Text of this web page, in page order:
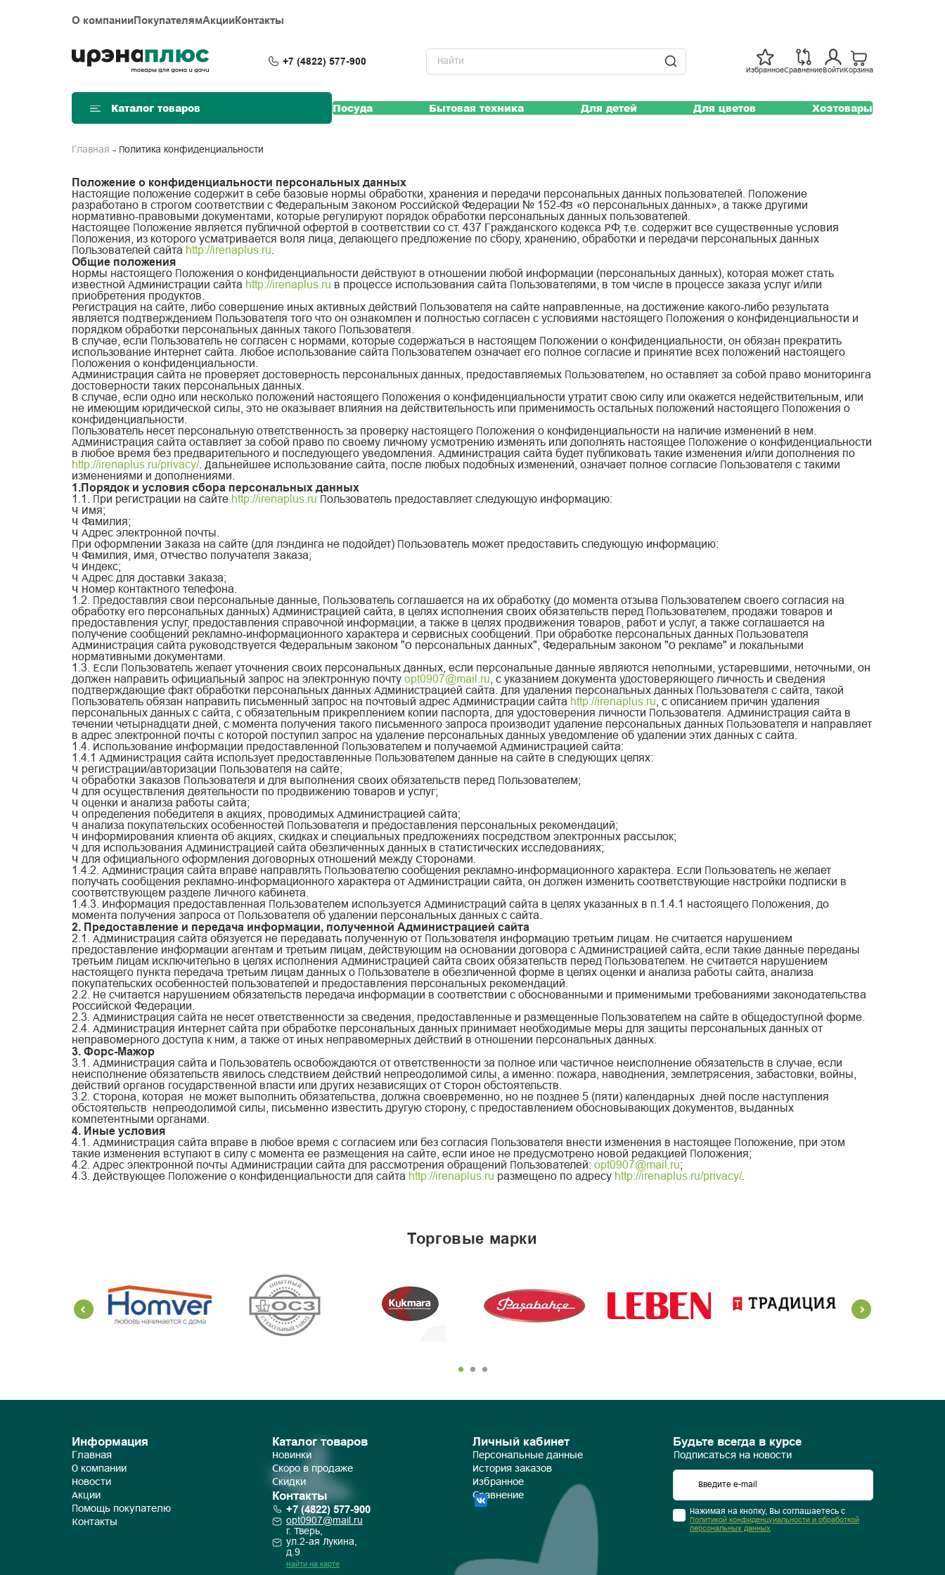
О компанииПокупателямАкцииКонтакты
+7 (4822) 577-900
ИзбранноеСравнение Войти Корзина
Каталог товаров Посуда Бытовая техника Для детей Для цветов Хозтовары
Главная Политика конфиденциальности
Положение о конфиденциальности персональных данных
Настоящие положение содержит в себе базовые нормы обработки, хранения и передачи персональных данных пользователей. Положение
разработано в строгом соответствии с Федеральным Законом Российской Федерации № 152-ФЗ «О персональных данных», а также другими
нормативно-правовыми документами, которые регулируют порядок обработки персональных данных пользователей.
Настоящее Положение является публичной офертой в соответствии со ст. 437 Гражданского кодекса РФ, т.е. содержит все существенные условия
Положения, из которого усматривается воля лица, делающего предложение по сбору, хранению, обработки и передачи персональных данных
Пользователей сайта http://irenaplus.ru.
Общие положения
Нормы настоящего Положения о конфиденциальности действуют в отношении любой информации (персональных данных), которая может стать
известной Администрации сайта http://irenaplus.ru в процессе использования сайта Пользователями, в том числе в процессе заказа услуг и/или
приобретения продуктов.
Регистрация на сайте, либо совершение иных активных действий Пользователя на сайте направленные, на достижение какого-либо результата
является подтверждением Пользователя того что он ознакомлен и полностью согласен с условиями настоящего Положения о конфиденциальности и
порядком обработки персональных данных такого Пользователя.
В случае, если Пользователь не согласен с нормами, которые содержаться в настоящем Положении о конфиденциальности, он обязан прекратить
использование Интернет сайта. Любое использование сайта Пользователем означает его полное согласие и принятие всех положений настоящего
Положения о конфиденциальности.
Администрация сайта не проверяет достоверность персональных данных, предоставляемых Пользователем, но оставляет за собой право мониторинга
достоверности таких персональных данных.
В случае, если одно или несколько положений настоящего Положения о конфиденциальности утратит свою силу или окажется недействительным, или
не имеющим юридической силы, это не оказывает влияния на действительность или применимость остальных положений настоящего Положения о
конфиденциальности.
Пользователь несет персональную ответственность за проверку настоящего Положения о конфиденциальности на наличие изменений в нем.
Администрация сайта оставляет за собой право по своему личному усмотрению изменять или дополнять настоящее Положение о конфиденциальности
в любое время без предварительного и последующего уведомления. Администрация сайта будет публиковать такие изменения и/или дополнения по
http://irenaplus.ru/privacy/. Дальнейшее использование сайта, после любых подобных изменений, означает полное согласие Пользователя с такими
изменениями и дополнениями.
1.Порядок и условия сбора персональных данных
1.1. При регистрации на сайте http://irenaplus.ru Пользователь предоставляет следующую информацию:
— Имя;
— Фамилия;
— Адрес электронной почты.
При оформлении Заказа на сайте (для лэндинга не подойдет) Пользователь может предоставить следующую информацию:
— Фамилия, Имя, Отчество получателя Заказа;
— Индекс;
— Адрес для доставки Заказа;
— Номер контактного телефона.
1.2. Предоставляя свои персональные данные, Пользователь соглашается на их обработку (до момента отзыва Пользователем своего согласия на
обработку его персональных данных) Администрацией сайта, в целях исполнения своих обязательств перед Пользователем, продажи товаров и
предоставления услуг, предоставления справочной информации, а также в целях продвижения товаров, работ и услуг, а также соглашается на
получение сообщений рекламно-информационного характера и сервисных сообщений. При обработке персональных данных Пользователя
Администрация сайта руководствуется Федеральным законом "О персональных данных", Федеральным законом "О рекламе" и локальными
нормативными документами.
1.3. Если Пользователь желает уточнения своих персональных данных, если персональные данные являются неполными, устаревшими, неточными, он
должен направить официальный запрос на электронную почту opt0907@mail.ru, с указанием документа удостоверяющего личность и сведения
подтверждающие факт обработки персональных данных Администрацией сайта. Для удаления персональных данных Пользователя с сайта, такой
Пользователь обязан направить письменный запрос на почтовый адрес Администрации сайта http://irenaplus.ru, с описанием причин удаления
персональных данных с сайта, с обязательным прикреплением копии паспорта, для удостоверения личности Пользователя. Администрация сайта в
течении четырнадцати дней, с момента получения такого письменного запроса производит удаление персональных данных Пользователя и направляет
в адрес электронной почты с которой поступил запрос на удаление персональных данных уведомление об удалении этих данных с сайта.
1.4. Использование информации предоставленной Пользователем и получаемой Администрацией сайта:
1.4.1 Администрация сайта использует предоставленные Пользователем данные на сайте в следующих целях:
— регистрации/авторизации Пользователя на сайте;
— обработки Заказов Пользователя и для выполнения своих обязательств перед Пользователем;
— для осуществления деятельности по продвижению товаров и услуг;
— оценки и анализа работы сайта;
— определения победителя в акциях, проводимых Администрацией сайта;
— анализа покупательских особенностей Пользователя и предоставления персональных рекомендаций;
— информирования клиента об акциях, скидках и специальных предложениях посредством электронных рассылок;
— для использования Администрацией сайта обезличенных данных в статистических исследованиях;
— для официального оформления договорных отношений между Сторонами.
1.4.2. Администрация сайта вправе направлять Пользователю сообщения рекламно-информационного характера. Если Пользователь не желает
получать сообщения рекламно-информационного характера от Администрации сайта, он должен изменить соответствующие настройки подписки в
соответствующем разделе Личного кабинета.
1.4.3. Информация предоставленная Пользователем используется Администраций сайта в целях указанных в п.1.4.1 настоящего Положения, до
момента получения запроса от Пользователя об удалении персональных данных с сайта.
2. Предоставление и передача информации, полученной Администрацией сайта
2.1. Администрация сайта обязуется не передавать полученную от Пользователя информацию третьим лицам. Не считается нарушением
предоставление информации агентам и третьим лицам, действующим на основании договора с Администрацией сайта, если такие данные переданы
третьим лицам исключительно в целях исполнения Администрацией сайта своих обязательств перед Пользователем. Не считается нарушением
настоящего пункта передача третьим лицам данных о Пользователе в обезличенной форме в целях оценки и анализа работы сайта, анализа
покупательских особенностей пользователей и предоставления персональных рекомендаций.
2.2. Не считается нарушением обязательств передача информации в соответствии с обоснованными и применимыми требованиями законодательства
Российской Федерации.
2.3. Администрация сайта не несет ответственности за сведения, предоставленные и размещенные Пользователем на сайте в общедоступной форме.
2.4. Администрация Интернет сайта при обработке персональных данных принимает необходимые меры для защиты персональных данных от
неправомерного доступа к ним, а также от иных неправомерных действий в отношении персональных данных.
3. Форс-Мажор
3.1. Администрация сайта и Пользователь освобождаются от ответственности за полное или частичное неисполнение обязательств в случае, если
неисполнение обязательств явилось следствием действий непреодолимой силы, а именно: пожара, наводнения, землетрясения, забастовки, войны,
действий органов государственной власти или других независящих от Сторон обстоятельств.
3.2. Сторона, которая не может выполнить обязательства, должна своевременно, но не позднее 5 (пяти) календарных дней после наступления
обстоятельств непреодолимой силы, письменно известить другую сторону, с предоставлением обосновывающих документов, выданных
компетентными органами.
4. Иные условия
4.1. Администрация сайта вправе в любое время с согласием или без согласия Пользователя внести изменения в настоящее Положение, при этом
такие изменения вступают в силу с момента ее размещения на сайте, если иное не предусмотрено новой редакцией Положения;
4.2. Адрес электронной почты Администрации сайта для рассмотрения обращений Пользователей: opt0907@mail.ru;
4.3. Действующее Положение о конфиденциальности для сайта http://irenaplus.ru размещено по адресу http://irenaplus.ru/privacy/.
торговые марки
Информация
Главная
О компании
Новости
Акции
Помощь покупателю
Контакты
Каталог товаров
Новинки
Скоро в продаже
Скидки
Контакты
+7 (4822) 577-900
opt0907@mail.ru
г. Тверь,
ул.2-ая Лукина,
д.9
Найти на карте
Личный кабинет
Персональные данные
История заказов
Избранное
Сравнение
Будьте всегда в курсе
Подписаться на новости
Нажимая на кнопку, Вы соглашаетесь с
Политикой конфиденцуиальности и обработкой
персональных данных